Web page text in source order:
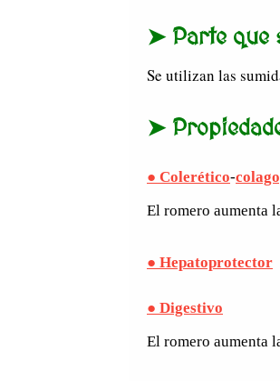
➤ Parte que
Se utilizan las
➤
● Colerético-
El romero aumenta
● Hepatoprotector
● Digestivo
El romero aumenta